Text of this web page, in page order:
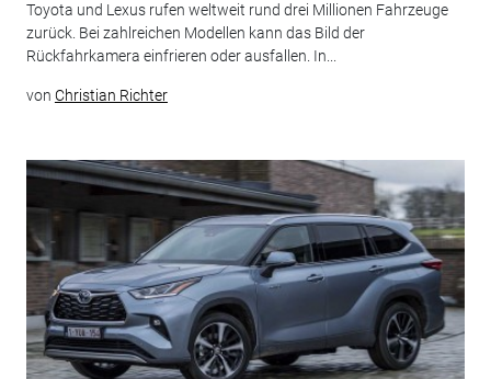
Toyota und Lexus rufen weltweit rund drei Millionen Fahrzeuge
zurück. Bei zahlreichen Modellen kann das Bild der
Rückfahrkamera einfrieren oder ausfallen. In...
von Christian Richter